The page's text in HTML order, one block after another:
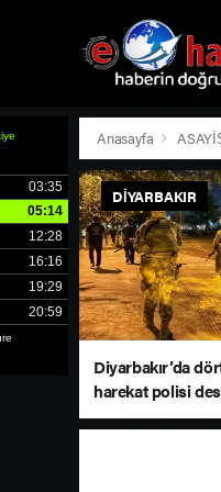
Anasayfa
DIYARBAKIR
Diyarbakır’da
harekat polisi